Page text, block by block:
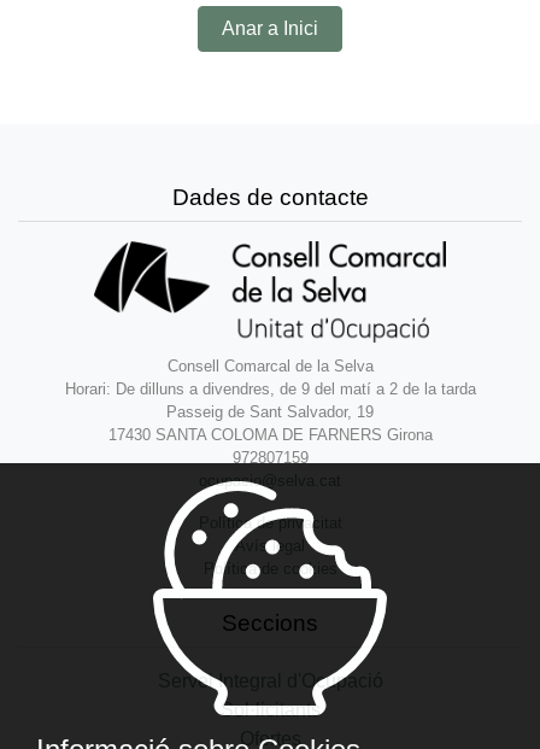
Anar a Inici
Dades de contacte
Consell Comarcal de la Selva
Horari: De dilluns a divendres, de 9 del matí a 2 de la tarda
Passeig de Sant Salvador, 19
17430 SANTA COLOMA DE FARNERS Girona
972807159
ocupacio@selva.cat
Política de privacitat
Avís legal
Política de cookies
Seccions
Servei Integral d'Ocupació
Sol·licitants
Ofertes